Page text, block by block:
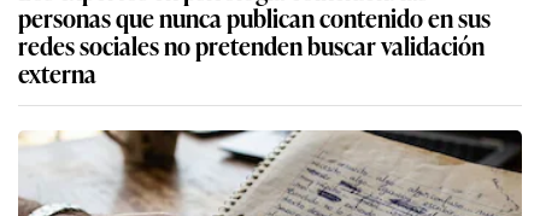
personas que nunca publican contenido en sus
redes sociales no pretenden buscar validación
externa